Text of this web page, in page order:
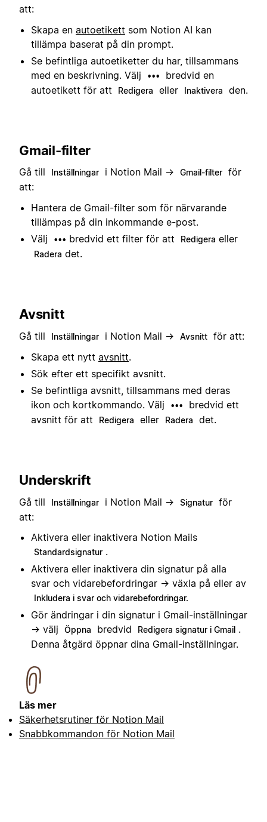
att:
Skapa en autoetikett som Notion AI kan
tillämpa baserat på din prompt.
Se befintliga autoetiketter du har, tillsammans
med en beskrivning. Välj
•••
bredvid en
autoetikett för att
Redigera eller Inaktivera den.
Gmail-filter
Gå till Inställningar i Notion Mail → Gmail-filter för
att:
Hantera de Gmail-filter som för närvarande
tillämpas på din inkommande e-post.
Välj
••• bredvid ett filter för att Redigera eller
Radera det.
Avsnitt
Gå till Inställningar i Notion Mail → Avsnitt för att:
Skapa ett nytt avsnitt.
Sök efter ett specifikt avsnitt.
Se befintliga avsnitt, tillsammans med deras
ikon och kortkommando. Välj
•••
bredvid ett
avsnitt för att
Redigera eller Radera det.
Underskrift
Gå till Inställningar i Notion Mail → Signatur för
att:
Aktivera eller inaktivera Notion Mails
Standardsignatur .
Aktivera eller inaktivera din signatur på alla
svar och vidarebefordringar → växla på eller av
Inkludera i svar och vidarebefordringar.
Gör ändringar i din signatur i Gmail-inställningar
→ välj
Öppna bredvid Redigera signatur i Gmail .
Denna åtgärd öppnar dina Gmail-inställningar.
Läs mer
Säkerhetsrutiner för Notion Mail
Snabbkommandon för Notion Mail